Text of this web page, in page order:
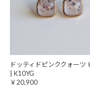
ドッティドピンククォーツ
| K10YG
￥20,900